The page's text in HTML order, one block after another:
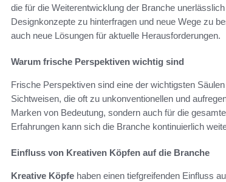
die für die Weiterentwicklung der Branche
Designkonzepte zu hinterfragen und neue Wege zu
auch neue Lösungen für aktuelle Herausforderungen.
Warum frische Perspektiven wichtig sind
Frische Perspektiven sind eine der wichtigsten
Sichtweisen, die oft zu unkonventionellen und
Marken von Bedeutung, sondern auch für die gesamte
Erfahrungen kann sich die Branche kontinuierlich
Einfluss von Kreativen Köpfen auf die Branche
Kreative Köpfe haben einen tiefgreifenden Einfluss